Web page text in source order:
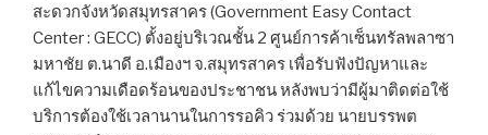
สะดวกจังหวัดสมุทรสาคร (Government Easy Contact
Center : GECC) ตั้งอยู่บริเวณชั้น 2 ศูนย์การค้าเซ็นทรัลพลาซา
มหาชัย ต.นาดี อ.เมืองฯ จ.สมุทรสาคร เพื่อรับฟังปัญหาและ
แก้ไขความเดือดร้อนของประชาชน หลังพบว่ามีผู้มาติดต่อใช้
บริการต้องใช้เวลานานในการรอคิว ร่วมด้วย นายบรรพต